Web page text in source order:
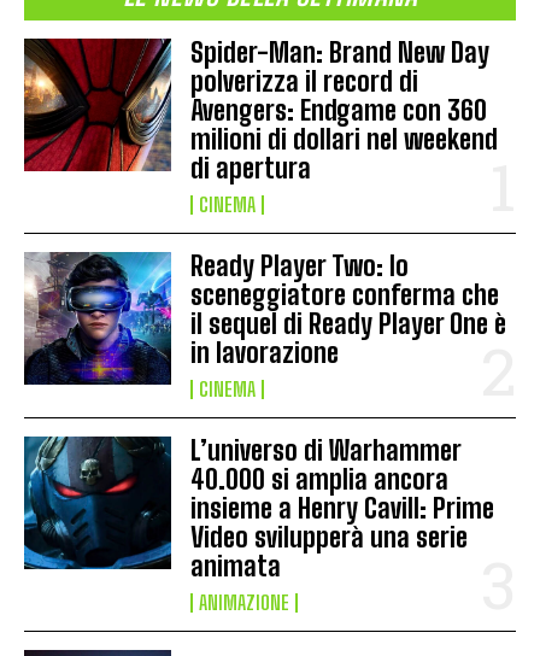
Spider-Man: Brand New Day
polverizza il record di
Avengers: Endgame con 360
milioni di dollari nel weekend
di apertura
CINEMA
Ready Player Two: lo
sceneggiatore conferma che
il sequel di Ready Player One è
in lavorazione
CINEMA
L’universo di Warhammer
40.000 si amplia ancora
insieme a Henry Cavill: Prime
Video svilupperà una serie
animata
ANIMAZIONE